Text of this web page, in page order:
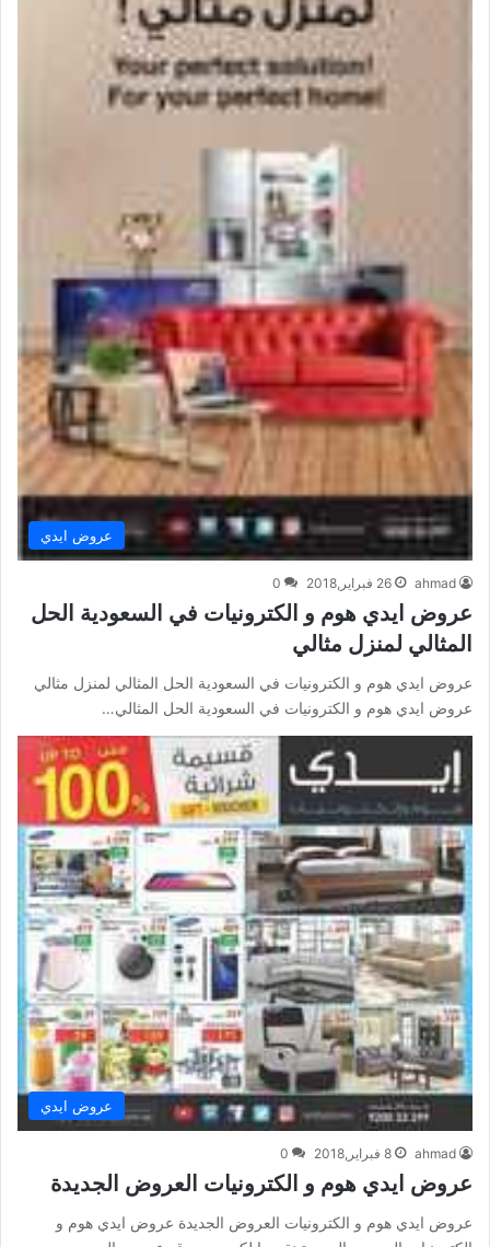
عروض ايدي
ahmad 26 فبراير,2018 0
عروض ايدي هوم و الكترونيات في السعودية الحل
المثالي لمنزل مثالي
عروض ايدي هوم و الكترونيات في السعودية الحل المثالي لمنزل مثالي
عروض ايدي هوم و الكترونيات في السعودية الحل المثالي…
عروض ايدي
ahmad 8 فبراير,2018 0
عروض ايدي هوم و الكترونيات العروض الجديدة
عروض ايدي هوم و الكترونيات العروض الجديدة عروض ايدي هوم و